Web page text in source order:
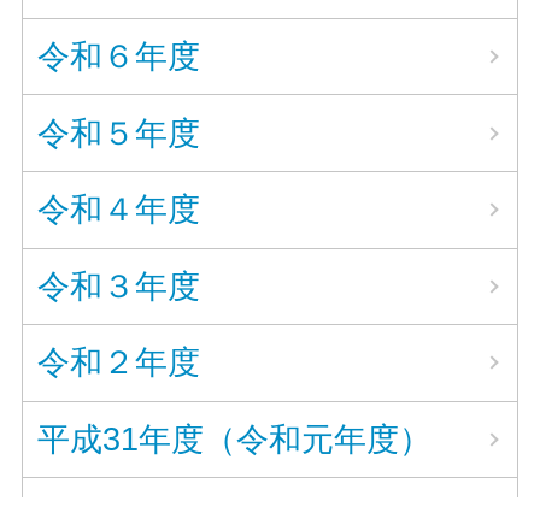
令和６年度
令和５年度
令和４年度
令和３年度
令和２年度
平成31年度（令和元年度）